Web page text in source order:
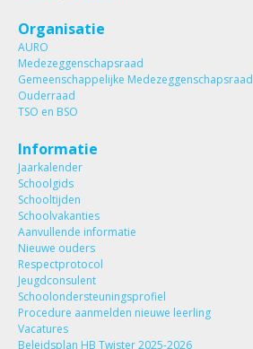
Organisatie
AURO
Medezeggenschapsraad
Gemeenschappelijke Medezeggenschapsraad
Ouderraad
TSO en BSO
Informatie
Jaarkalender
Schoolgids
Schooltijden
Schoolvakanties
Aanvullende informatie
Nieuwe ouders
Respectprotocol
Jeugdconsulent
Schoolondersteuningsprofiel
Procedure aanmelden nieuwe leerling
Vacatures
Beleidsplan HB Twister 2025-2026